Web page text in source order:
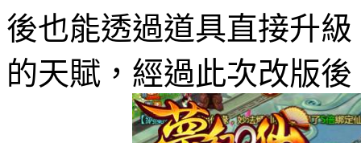
後也能透過道具直接升
的天賦，經過此次改版